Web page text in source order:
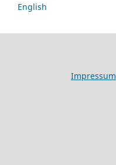
English
Impressum